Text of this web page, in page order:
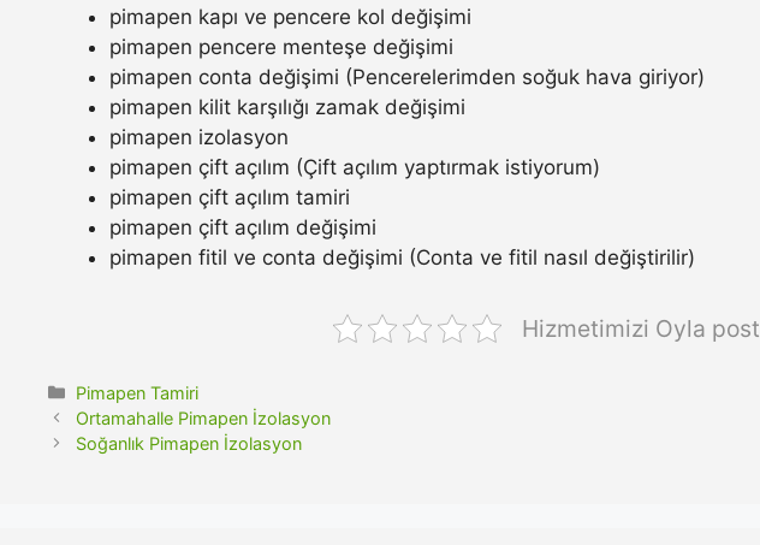
pimapen kapı ve pencere kol değişimi
pimapen pencere menteşe değişimi
pimapen conta değişimi (Pencerelerimden soğuk hava giriyor)
pimapen kilit karşılığı zamak değişimi
pimapen izolasyon
pimapen çift açılım (Çift açılım yaptırmak istiyorum)
pimapen çift açılım tamiri
pimapen çift açılım değişimi
pimapen fitil ve conta değişimi (Conta ve fitil nasıl değiştirilir)
Hizmetimizi Oyla post
Kategoriler
Pimapen Tamiri
Ortamahalle Pimapen İzolasyon
Soğanlık Pimapen İzolasyon